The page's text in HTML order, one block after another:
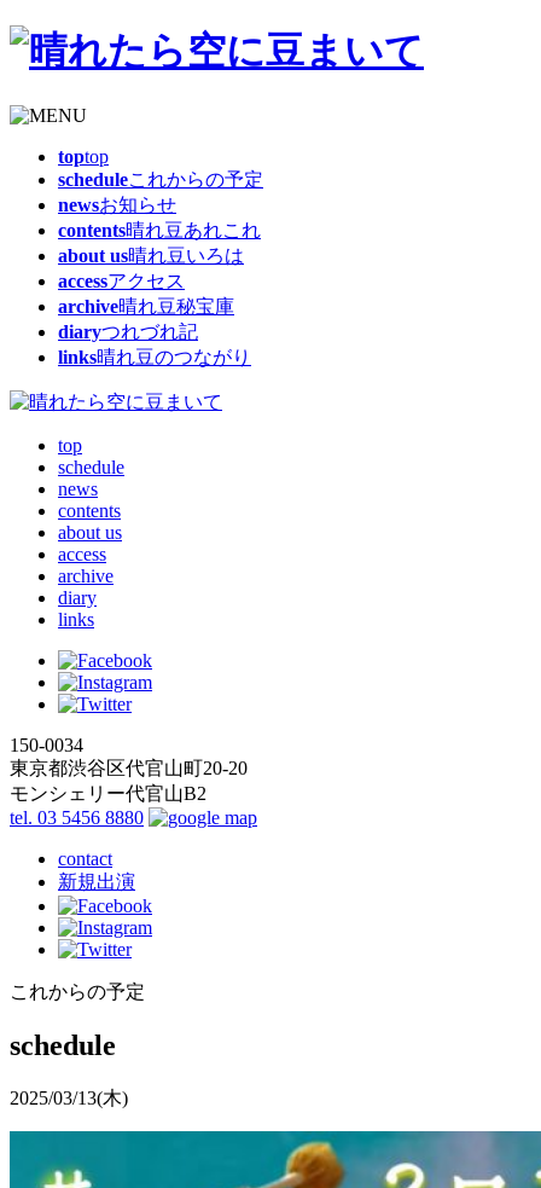
toptop
scheduleこれからの予定
newsお知らせ
contents晴れ豆あれこれ
about us晴れ豆いろは
accessアクセス
archive晴れ豆秘宝庫
diaryつれづれ記
links晴れ豆のつながり
top
schedule
news
contents
about us
access
archive
diary
links
150-0034
東京都渋谷区代官山町20-20
モンシェリー代官山B2
tel. 03 5456 8880
contact
新規出演
これからの予定
schedule
2025/03/13(木)